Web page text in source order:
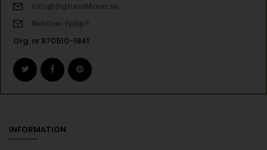
info@SigtunaMarin.se
Behöver hjälp?
Org. nr 870510-1841
INFORMATION